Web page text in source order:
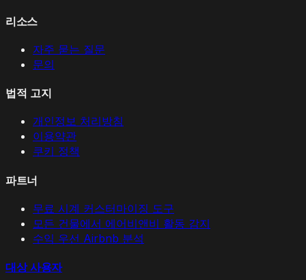
리소스
자주 묻는 질문
문의
법적 고지
개인정보 처리방침
이용약관
쿠키 정책
파트너
무료 시계 커스터마이징 도구
모든 건물에서 에어비앤비 활동 감지
수익 우선 Airbnb 분석
대상 사용자